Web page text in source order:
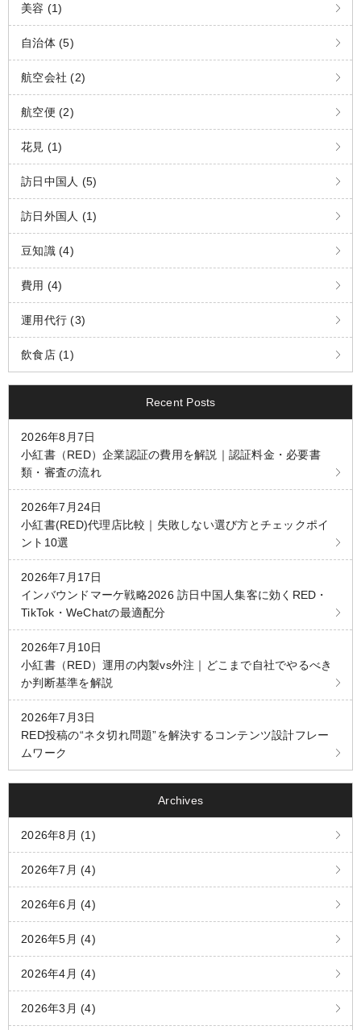
美容 (1)
自治体 (5)
航空会社 (2)
航空便 (2)
花見 (1)
訪日中国人 (5)
訪日外国人 (1)
豆知識 (4)
費用 (4)
運用代行 (3)
飲食店 (1)
Recent Posts
2026年8月7日
小紅書（RED）企業認証の費用を解説｜認証料金・必要書
類・審査の流れ
2026年7月24日
小紅書(RED)代理店比較｜失敗しない選び方とチェックポイ
ント10選
2026年7月17日
インバウンドマーケ戦略2026 訪日中国人集客に効くRED・
TikTok・WeChatの最適配分
2026年7月10日
小紅書（RED）運用の内製vs外注｜どこまで自社でやるべき
か判断基準を解説
2026年7月3日
RED投稿の“ネタ切れ問題”を解決するコンテンツ設計フレー
ムワーク
Archives
2026年8月 (1)
2026年7月 (4)
2026年6月 (4)
2026年5月 (4)
2026年4月 (4)
2026年3月 (4)